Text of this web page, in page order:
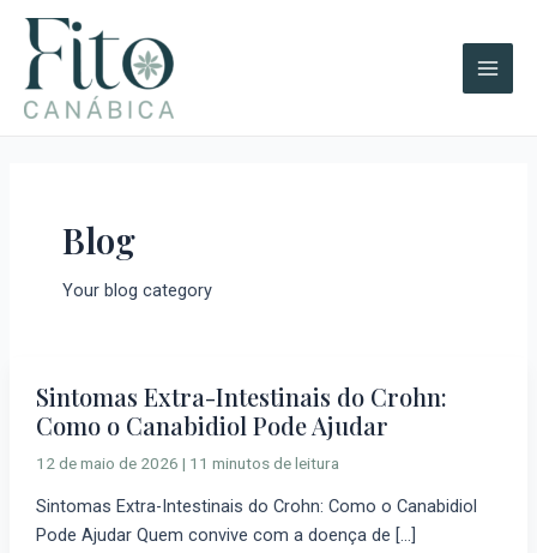
para
conteúdo
Blog
Your blog category
Sintomas Extra-Intestinais do Crohn:
Como o Canabidiol Pode Ajudar
12 de maio de 2026 | 11 minutos de leitura
Sintomas Extra-Intestinais do Crohn: Como o Canabidiol
Pode Ajudar Quem convive com a doença de […]
Sintomas
Extra-
Intestinais
Crohn:
Como
Post
pagination
A
r
q
u